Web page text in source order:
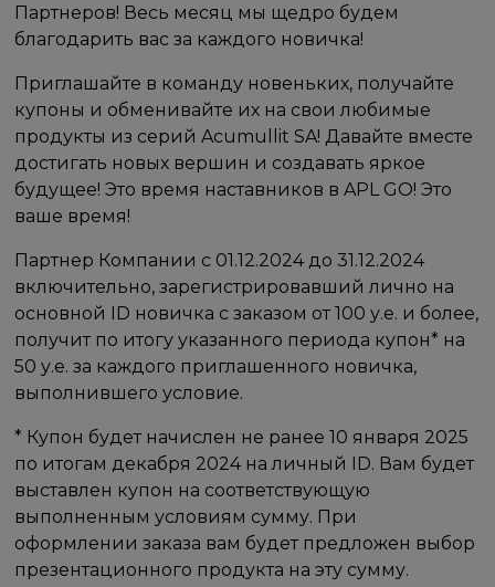
Партнеров! Весь месяц мы щедро будем
благодарить вас за каждого новичка!
Приглашайте в команду новеньких, получайте
купоны и обменивайте их на свои любимые
продукты из серий Acumullit SA! Давайте вместе
достигать новых вершин и создавать яркое
будущее! Это время наставников в APL GO! Это
ваше время!
Партнер Компании с 01.12.2024 до 31.12.2024
включительно, зарегистрировавший лично на
основной ID новичка с заказом от 100 у.е. и более,
получит по итогу указанного периода купон* на
50 у.е. за каждого приглашенного новичка,
выполнившего условие.
* Купон будет начислен не ранее 10 января 2025
по итогам декабря 2024 на личный ID. Вам будет
выставлен купон на соответствующую
выполненным условиям сумму. При
оформлении заказа вам будет предложен выбор
презентационного продукта на эту сумму.